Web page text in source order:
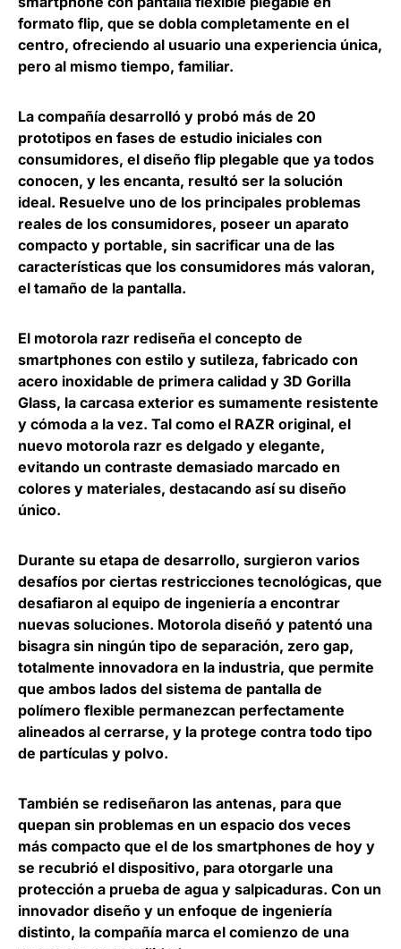
formato flip, que se dobla completamente en el
centro, ofreciendo al usuario una experiencia única,
pero al mismo tiempo, familiar.
La compañía desarrolló y probó más de 20
prototipos en fases de estudio iniciales con
consumidores, el diseño flip plegable que ya todos
conocen, y les encanta, resultó ser la solución
ideal. Resuelve uno de los principales problemas
reales de los consumidores, poseer un aparato
compacto y portable, sin sacrificar una de las
características que los consumidores más valoran,
el tamaño de la pantalla.
El motorola razr rediseña el concepto de
smartphones con estilo y sutileza, fabricado con
acero inoxidable de primera calidad y 3D Gorilla
Glass, la carcasa exterior es sumamente resistente
y cómoda a la vez. Tal como el RAZR original, el
nuevo motorola razr es delgado y elegante,
evitando un contraste demasiado marcado en
colores y materiales, destacando así su diseño
único.
Durante su etapa de desarrollo, surgieron varios
desafíos por ciertas restricciones tecnológicas, que
desafiaron al equipo de ingeniería a encontrar
nuevas soluciones. Motorola diseñó y patentó una
bisagra sin ningún tipo de separación, zero gap,
totalmente innovadora en la industria, que permite
que ambos lados del sistema de pantalla de
polímero flexible permanezcan perfectamente
alineados al cerrarse, y la protege contra todo tipo
de partículas y polvo.
También se rediseñaron las antenas, para que
quepan sin problemas en un espacio dos veces
más compacto que el de los smartphones de hoy y
se recubrió el dispositivo, para otorgarle una
protección a prueba de agua y salpicaduras. Con un
innovador diseño y un enfoque de ingeniería
distinto, la compañía marca el comienzo de una